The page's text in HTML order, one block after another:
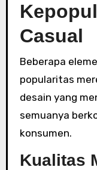
Casual
Beberapa
popularitas
desain yang
semuanya
konsumen.
Kualitas